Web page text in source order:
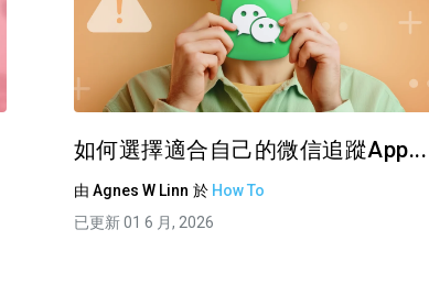
臉書 複製連接 推特
如何選擇適合自己的微信追蹤App...
由 Agnes W Linn 於 How To
已更新 01 6 月, 2026